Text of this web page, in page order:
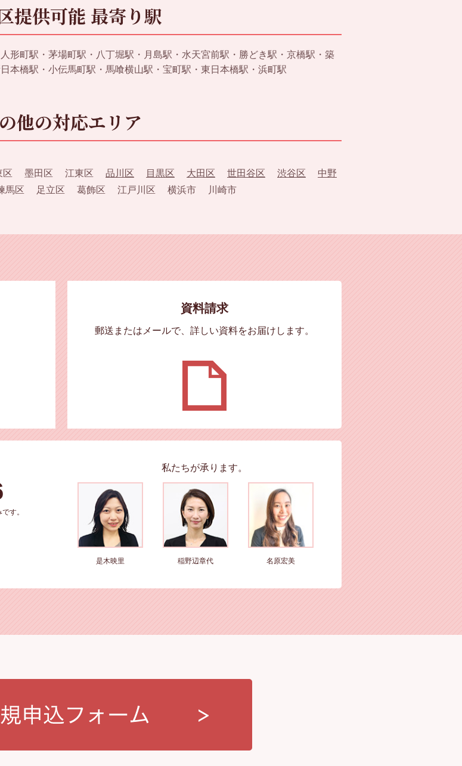
提供可能 最寄り駅
形町駅・茅場町駅・八丁堀駅・月島駅・水天宮前駅・勝どき駅・京橋駅・築
本橋駅・小伝馬町駅・馬喰横山駅・宝町駅・東日本橋駅・浜町駅
他の対応エリア
区 墨田区 江東区 品川区 目黒区 大田区 世田谷区 渋谷区
中野
区 足立区 葛飾区 江戸川区 横浜市 川崎市
資料請求
郵送またはメールで、詳しい資料をお届けします。
す。
私たちが承ります。
是木映里 稲野辺章代 名原宏美